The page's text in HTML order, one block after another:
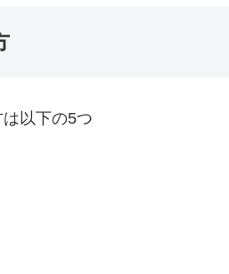
以下の5つ